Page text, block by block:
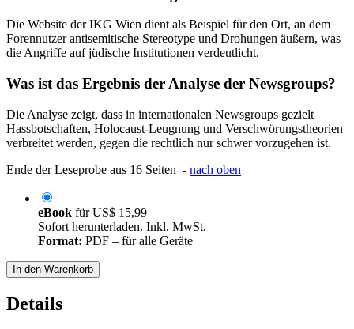
Die Website der IKG Wien dient als Beispiel für den Ort, an dem
Forennutzer antisemitische Stereotype und Drohungen äußern, was
die Angriffe auf jüdische Institutionen verdeutlicht.
Was ist das Ergebnis der Analyse der Newsgroups?
Die Analyse zeigt, dass in internationalen Newsgroups gezielt
Hassbotschaften, Holocaust-Leugnung und Verschwörungstheorien
verbreitet werden, gegen die rechtlich nur schwer vorzugehen ist.
Ende der Leseprobe aus 16 Seiten - nach oben
eBook fürUS$ 15,99
Sofort herunterladen. Inkl. MwSt.
Format: PDF – für alle Geräte
In den Warenkorb
Details